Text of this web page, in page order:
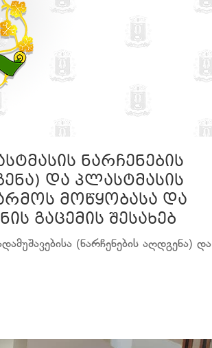
ნარჩენების
და პლასტმასის
მოწყობასა და
გაცემის შესახებ
(ნარჩენების აღდგენა) და